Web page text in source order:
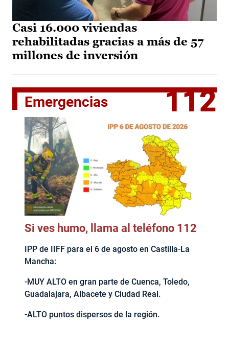
Casi 16.000 viviendas
rehabilitadas gracias a más de 57
millones de inversión
Emergencias 112
Si ves humo, llama al teléfono 112
IPP de IIFF para el 6 de agosto en Castilla-La
Mancha:
-MUY ALTO en gran parte de Cuenca, Toledo,
Guadalajara, Albacete y Ciudad Real.
-ALTO puntos dispersos de la región.